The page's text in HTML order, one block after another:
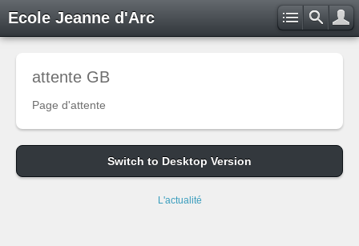
Ecole Jeanne d'Arc
attente GB
Page d'attente
Switch to Desktop Version
L'actualité